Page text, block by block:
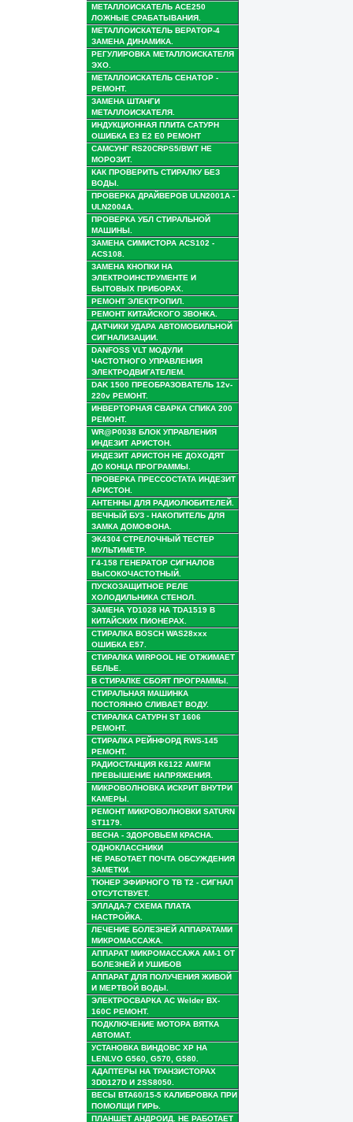
МЕТАЛЛОИСКАТЕЛЬ АСЕ250
ЛОЖНЫЕ СРАБАТЫВАНИЯ.
МЕТАЛЛОИСКАТЕЛЬ ВЕРАТОР-4
ЗАМЕНА ДИНАМИКА.
РЕГУЛИРОВКА МЕТАЛЛОИСКАТЕЛЯ
ЭХО.
МЕТАЛЛОИСКАТЕЛЬ СЕНАТОР -
РЕМОНТ.
ЗАМЕНА ШТАНГИ
МЕТАЛЛОИСКАТЕЛЯ.
ИНДУКЦИОННАЯ ПЛИТА САТУРН
ОШИБКА Е3 Е2 Е0 РЕМОНТ
САМСУНГ RS20CRPS5/BWT НЕ
МОРОЗИТ.
КАК ПРОВЕРИТЬ СТИРАЛКУ БЕЗ
ВОДЫ.
ПРОВЕРКА ДРАЙВЕРОВ ULN2001A -
ULN2004A.
ПРОВЕРКА УБЛ СТИРАЛЬНОЙ
МАШИНЫ.
ЗАМЕНА СИМИСТОРА ACS102 -
ACS108.
ЗАМЕНА КНОПКИ НА
ЭЛЕКТРОИНСТРУМЕНТЕ И
БЫТОВЫХ ПРИБОРАХ.
РЕМОНТ ЭЛЕКТРОПИЛ.
РЕМОНТ КИТАЙСКОГО ЗВОНКА.
ДАТЧИКИ УДАРА АВТОМОБИЛЬНОЙ
СИГНАЛИЗАЦИИ.
DANFOSS VLT МОДУЛИ
ЧАСТОТНОГО УПРАВЛЕНИЯ
ЭЛЕКТРОДВИГАТЕЛЕМ.
DAK 1500 ПРЕОБРАЗОВАТЕЛЬ 12v-
220v РЕМОНТ.
ИНВЕРТОРНАЯ СВАРКА СПИКА 200
РЕМОНТ.
WR@P0038 БЛОК УПРАВЛЕНИЯ
ИНДЕЗИТ АРИСТОН.
ИНДЕЗИТ АРИСТОН НЕ ДОХОДЯТ
ДО КОНЦА ПРОГРАММЫ.
ПРОВЕРКА ПРЕСCОСТАТА ИНДЕЗИТ
АРИСТОН.
АНТЕННЫ ДЛЯ РАДИОЛЮБИТЕЛЕЙ.
ВЕЧНЫЙ БУЗ - НАКОПИТЕЛЬ ДЛЯ
ЗАМКА ДОМОФОНА.
ЭК4304 СТРЕЛОЧНЫЙ ТЕСТЕР
МУЛЬТИМЕТР.
Г4-158 ГЕНЕРАТОР СИГНАЛОВ
ВЫСОКОЧАСТОТНЫЙ.
ПУСКОЗАЩИТНОЕ РЕЛЕ
ХОЛОДИЛЬНИКА СТЕНОЛ.
ЗАМЕНА YD1028 НА TDA1519 В
КИТАЙСКИХ ПИОНЕРАХ.
СТИРАЛКА BOSCH WAS28xxx
ОШИБКА E57.
СТИРАЛКА WIRPOOL НЕ ОТЖИМАЕТ
БЕЛЬЕ.
В СТИРАЛКЕ СБОЯТ ПРОГРАММЫ.
СТИРАЛЬНАЯ МАШИНКА
ПОСТОЯННО СЛИВАЕТ ВОДУ.
СТИРАЛКА САТУРН ST 1606
РЕМОНТ.
СТИРАЛКА РЕЙНФОРД RWS-145
РЕМОНТ.
РАДИОСТАНЦИЯ K6122 AM/FM
ПРЕВЫШЕНИЕ НАПРЯЖЕНИЯ.
МИКРОВОЛНОВКА ИСКРИТ ВНУТРИ
КАМЕРЫ.
РЕМОНТ МИКРОВОЛНОВКИ SATURN
ST1179.
ВЕСНА - ЗДОРОВЬЕМ КРАСНА.
ОДНОКЛАССНИКИ
НЕ РАБОТАЕТ ПОЧТА ОБСУЖДЕНИЯ
ЗАМЕТКИ.
ТЮНЕР ЭФИРНОГО ТВ Т2 - СИГНАЛ
ОТСУТСТВУЕТ.
ЭЛЛАДА-7 СХЕМА ПЛАТА
НАСТРОЙКА.
ЛЕЧЕНИЕ БОЛЕЗНЕЙ АППАРАТАМИ
МИКРОМАССАЖА.
АППАРАТ МИКРОМАССАЖА АМ-1 ОТ
БОЛЕЗНЕЙ И УШИБОВ
АППАРАТ ДЛЯ ПОЛУЧЕНИЯ ЖИВОЙ
И МЕРТВОЙ ВОДЫ.
ЭЛЕКТРОСВАРКА AC Welder BX-
160C РЕМОНТ.
ПОДКЛЮЧЕНИЕ МОТОРА ВЯТКА
АВТОМАТ.
УСТАНОВКА ВИНДОВС ХР НА
LENLVO G560, G570, G580.
АДАПТЕРЫ НА ТРАНЗИСТОРАХ
3DD127D И 2SS8050.
ВЕСЫ ВТА60/15-5 КАЛИБРОВКА ПРИ
ПОМОЛЩИ ГИРЬ.
ПЛАНШЕТ АНДРОИД. НЕ РАБОТАЕТ